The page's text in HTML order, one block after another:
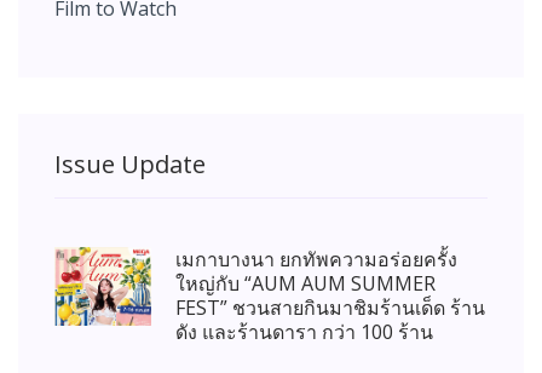
Film to Watch
Issue Update
เมกาบางนา ยกทัพความอร่อยครั้ง
ใหญ่กับ “AUM AUM SUMMER
FEST” ชวนสายกินมาชิมร้านเด็ด ร้าน
ดัง และร้านดารา กว่า 100 ร้าน